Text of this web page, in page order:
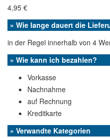
4,95 €
» Wie lange dauert die
in der Regel innerhalb von 4
» Wie kann ich bezahlen?
Vorkasse
Nachnahme
auf Rechnung
Kreditkarte
» Verwandte Kategorien